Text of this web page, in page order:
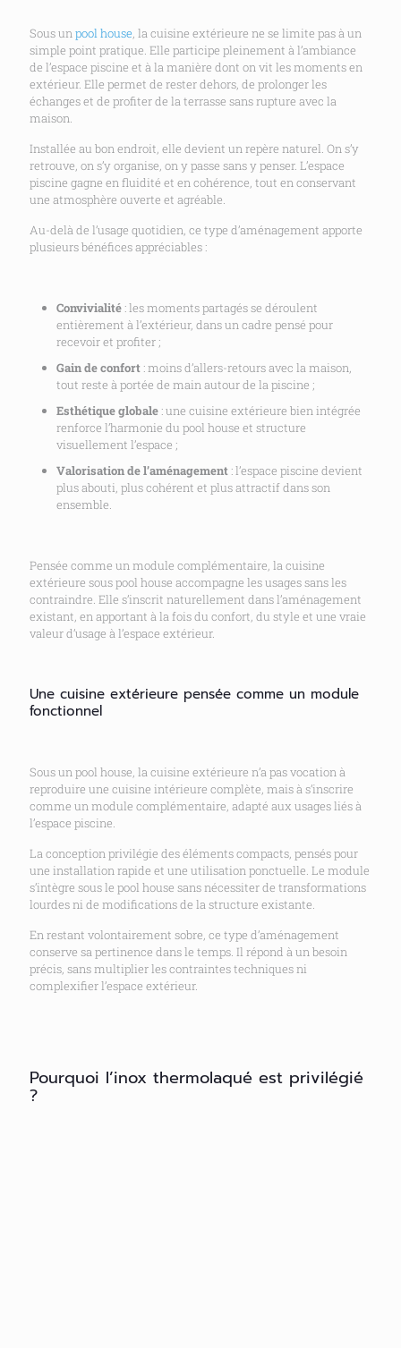
Sous unpool house, la cuisine extérieure ne se limite pas à un
simple point pratique. Elle participe pleinement à l’ambiance
de l’espace piscine et à la manière dont on vit les moments en
extérieur. Elle permet de rester dehors, de prolonger les
échanges et de profiter de la terrasse sans rupture avec la
maison.
Installée au bon endroit, elle devient un repère naturel. On s’y
retrouve, on s’y organise, on y passe sans y penser. L’espace
piscine gagne en fluidité et en cohérence, tout en conservant
une atmosphère ouverte et agréable.
Au-delà de l’usage quotidien, ce type d’aménagement apporte
plusieurs bénéfices appréciables :
Convivialité : les moments partagés se déroulent
entièrement à l’extérieur, dans un cadre pensé pour
recevoir et profiter ;
Gain de confort : moins d’allers-retours avec la maison,
tout reste à portée de main autour de la piscine ;
Esthétique globale : une cuisine extérieure bien intégrée
renforce l’harmonie du pool house et structure
visuellement l’espace ;
Valorisation de l’aménagement : l’espace piscine devient
plus abouti, plus cohérent et plus attractif dans son
ensemble.
Pensée comme un module complémentaire, la cuisine
extérieure sous pool house accompagne les usages sans les
contraindre. Elle s’inscrit naturellement dans l’aménagement
existant, en apportant à la fois du confort, du style et une vraie
valeur d’usage à l’espace extérieur.
Une cuisine extérieure pensée comme un module
fonctionnel
Sous un pool house, la cuisine extérieure n’a pas vocation à
reproduire une cuisine intérieure complète, mais à s’inscrire
comme un module complémentaire, adapté aux usages liés à
l’espace piscine.
La conception privilégie des éléments compacts, pensés pour
une installation rapide et une utilisation ponctuelle. Le module
s’intègre sous le pool house sans nécessiter de transformations
lourdes ni de modifications de la structure existante.
En restant volontairement sobre, ce type d’aménagement
conserve sa pertinence dans le temps. Il répond à un besoin
précis, sans multiplier les contraintes techniques ni
complexifier l’espace extérieur.
Pourquoi l’inox thermolaqué est privilégié
?